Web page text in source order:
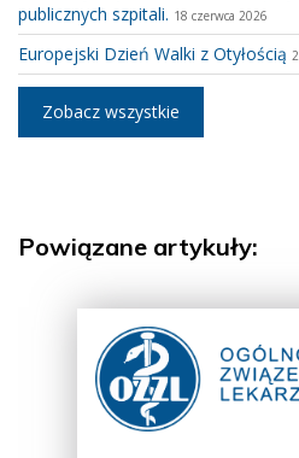
publicznych szpitali. 18 czerwca 2026
Europejski Dzień Walki z Otyłością
Zobacz wszystkie
Powiązane artykuły: